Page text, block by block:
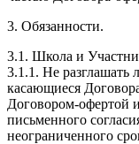
3. Обязанности.
3.1. Школа и
3.1.1. Не
касающиеся
Договором-офертой
письменного
неограниченного